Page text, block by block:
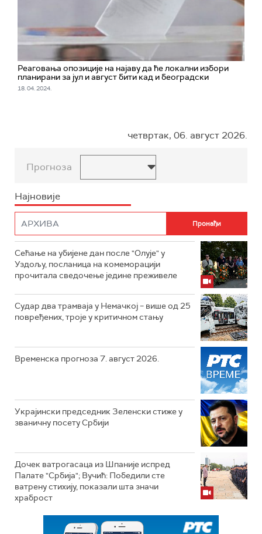
Реаговања опозиције на најаву да ће локални избори
планирани за јул и август бити кад и београдски
18. 04. 2024.
четвртак, 06. август 2026.
Прогноза
Најновије
Сећање на убијене дан после "Олује" у
Уздољу, посланица на комеморацији
прочитала сведочење једине преживеле
Судар два трамваја у Немачкој – више од 25
повређених, троје у критичном стању
Временска прогноза 7. август 2026.
Украјински председник Зеленски стиже у
званичну посету Србији
Дочек ватрогасаца из Шпаније испред
Палате "Србија"; Вучић: Победили сте
ватрену стихију, показали шта значи
храброст